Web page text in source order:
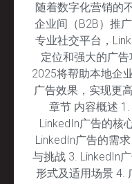
随着数字化营销的
企业间（B2B）推
专业社交平台，
定位和强大的广
2025将帮助本地企
广告效果，实现更
章节 内容概述
LinkedIn广告的核
LinkedIn广告的需
与挑战 3. LinkedIn
形式及适用场景 4.